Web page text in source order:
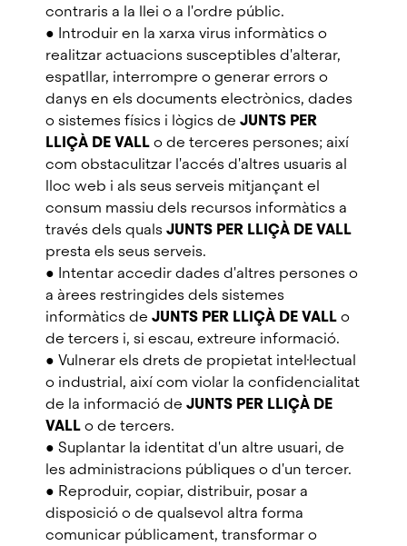
contraris a la llei o a l'ordre públic.
● Introduir en la xarxa virus informàtics o
realitzar actuacions susceptibles d'alterar,
espatllar, interrompre o generar errors o
danys en els documents electrònics, dades
o sistemes físics i lògics de JUNTS PER
LLIÇÀ DE VALLo de terceres persones; així
com obstaculitzar l'accés d'altres usuaris al
lloc web i als seus serveis mitjançant el
consum massiu dels recursos informàtics a
través dels quals JUNTS PER LLIÇÀ DE VALL
presta els seus serveis.
● Intentar accedir dades d'altres persones o
a àrees restringides dels sistemes
informàtics de JUNTS PER LLIÇÀ DE VALLo
de tercers i, si escau, extreure informació.
● Vulnerar els drets de propietat intel·lectual
o industrial, així com violar la confidencialitat
de la informació de JUNTS PER LLIÇÀ DE
VALLo de tercers.
● Suplantar la identitat d'un altre usuari, de
les administracions públiques o d'un tercer.
● Reproduir, copiar, distribuir, posar a
disposició o de qualsevol altra forma
comunicar públicament, transformar o